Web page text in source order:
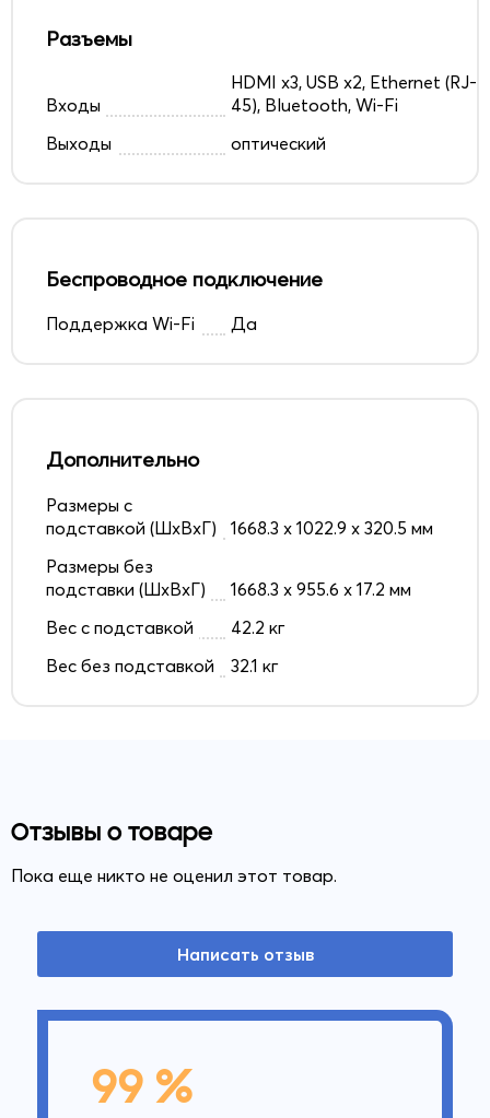
Разъемы
Входы
HDMI x3, USB x2, Ethernet (RJ-
45), Bluetooth, Wi-Fi
Выходы
оптический
Беспроводное подключение
Поддержка Wi-Fi Да
Дополнительно
Размеры с
подставкой (ШxВxГ)
1668.3 x 1022.9 x 320.5 мм
Размеры без
подставки (ШxВxГ)
1668.3 х 955.6 х 17.2 мм
Вес с подставкой
42.2 кг
Вес без подставкой
32.1 кг
Отзывы о товаре
Пока еще никто не оценил этот товар.
Написать отзыв
99 %